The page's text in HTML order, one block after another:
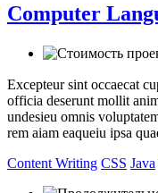
Computer
Excepteur sint occaecat
officia deserunt mollit
undesieu omnis
rem aiam eaqueiu ipsa
Content Writing CSS Java